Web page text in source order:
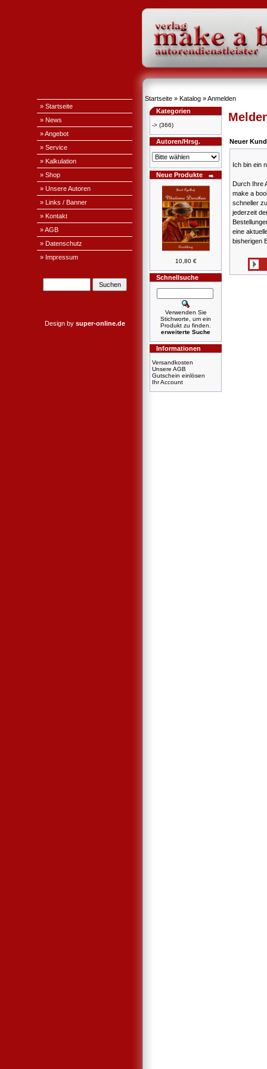
» Startseite
» News
» Angebot
» Service
» Kalkulation
» Shop
» Unsere Autoren
» Links / Banner
» Kontakt
» AGB
» Datenschutz
» Impressum
Design by super-online.de
Startseite » Katalog »Anmelden
Kategorien
-> (366)
Autoren/Hrsg.
Neue Produkte
10,80 €
Schnellsuche
Verwenden Sie
Stichworte, um ein
Produkt zu finden.
erweiterte Suche
Informationen
Versandkosten
Unsere AGB
Gutschein einlösen
Ihr Account
Neuer
Ich bin ein
Durch Ihre
make a
schneller
jederzeit
eine
bisherigen